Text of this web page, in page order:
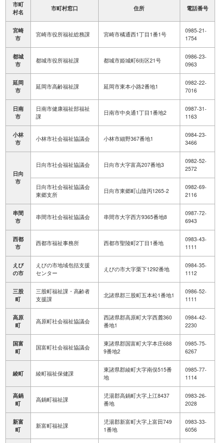
市町
村名
市町村窓口 住所 電話番号
宮崎
市
宮崎市役所福祉総務課 宮崎市橘通西1丁目1番1号
0985-21-
1754
都城
市
都城市役所福祉課 都城市姫城町6街区21号
0986-23-
0963
延岡
市
延岡市高齢福祉課 延岡市東本小路2番地1
0982-22-
7016
日南
市
日南市健康福祉部福祉
課
日南市中央通1丁目1番地2
0987-31-
1163
小林
市
小林市社会福祉協議会 小林市細野367番地1
0984-23-
3466
日向
市
日向市社会福祉協議会 日向市大字富高207番地3
0982-52-
2572
日向市社会福祉協議会
東郷支所
日向市東郷町山陰丙1265-2
0982-69-
2116
串間
市
串間市社会福祉協議会 串間市大字西方9365番地8
0987-72-
6943
西都
市
西都市福祉事務所 西都市聖陵町2丁目1番地
0983-43-
1111
えび
の市
えびの市地域包括支援
センター
えびの市大字栗下1292番地
0984-35-
1112
三股
町
三股町福祉課・高齢者
支援課
北諸県郡三股町五本松1番地1
0986-52-
1111
高原
町
高原町社会福祉協議会
西諸県郡高原町大字西麓360
番地1
0984-42-
2230
国富
町
国富町社会福祉協議会
東諸県郡国富町大字本庄688
9番地2
0985-75-
6267
綾町 綾町福祉保健課
東諸県郡綾町大字南俣515番
地
0985-77-
1114
高鍋
町
高鍋町福祉課
児湯郡高鍋町大字上江8437
番地
0983-26-
2028
新富
町
新富町福祉課
児湯郡新富町大字上富田749
1番地
0983-33-
6056